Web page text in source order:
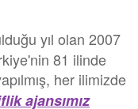
yıl olan 2007
81 ilinde
her ilimizde
ajansımız